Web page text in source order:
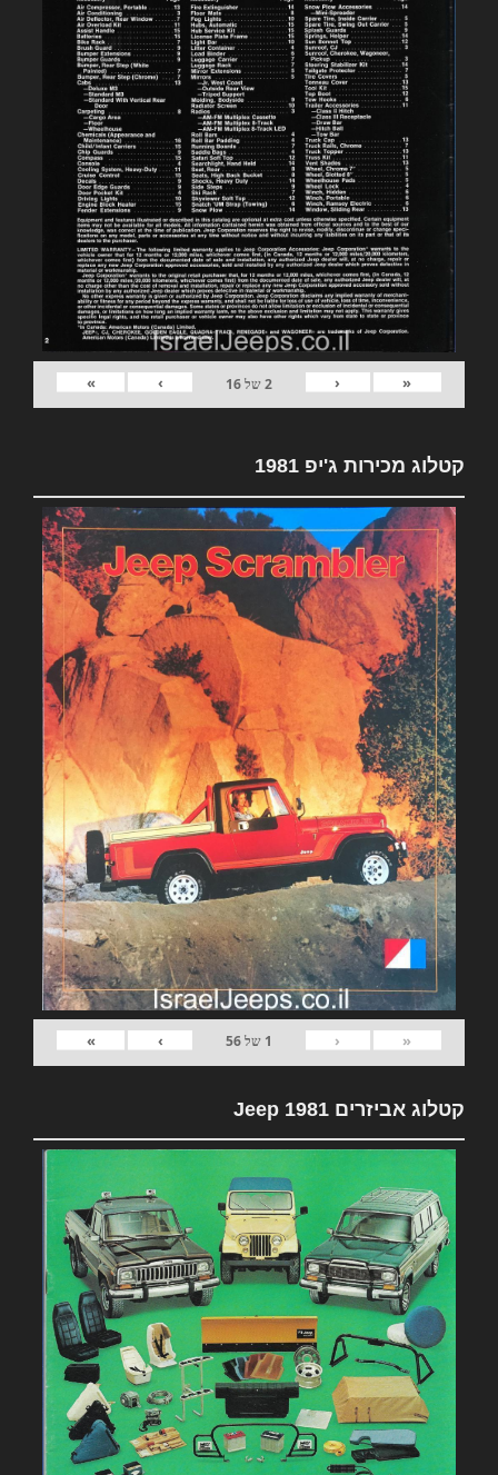
«
‹
2של16
›
»
קטלוג מכירות ג'יפ 1981
«
‹
1 של56
›
»
קטלוג אביזרים 1981 Jeep